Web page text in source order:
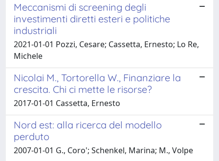
Meccanismi di screening degli
investimenti diretti esteri e politiche
industriali
2021-01-01 Pozzi, Cesare; Cassetta, Ernesto; Lo Re,
Michele
Nicolai M., Tortorella W., Finanziare la
crescita. Chi ci mette le risorse?
2017-01-01 Cassetta, Ernesto
Nord est: alla ricerca del modello
perduto
2007-01-01 G., Coro'; Schenkel, Marina; M., Volpe